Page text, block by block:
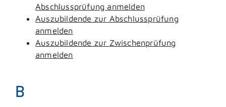
Abschlussprüfung anmelden
Auszubildende zur Abschlussprüfung
anmelden
Auszubildende zur Zwischenprüfung
anmelden
B